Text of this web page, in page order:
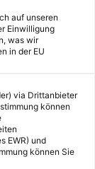
auf unseren
Einwilligung
was wir
in der EU
via Drittanbieter
können
EWR) und
können Sie